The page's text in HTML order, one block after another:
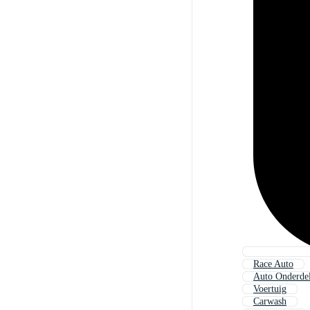
Race Auto
Auto
Voertuig
Carwash